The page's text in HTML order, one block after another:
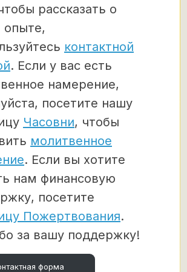
рассказать о
опыте,
контактной
. Если у вас есть
намерение,
посетите нашу
Часовни, чтобы
молитвенное
. Если вы хотите
нам финансовую
посетите
Пожертвования.
за вашу поддержку!
форма